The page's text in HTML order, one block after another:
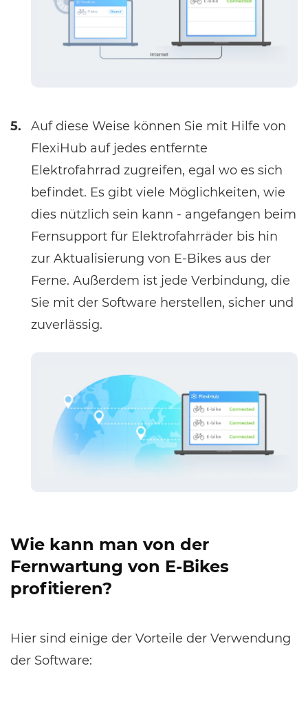
5.
Auf diese Weise können Sie mit Hilfe von
FlexiHub auf jedes entfernte
Elektrofahrrad zugreifen, egal wo es sich
befindet. Es gibt viele Möglichkeiten, wie
dies nützlich sein kann - angefangen beim
Fernsupport für Elektrofahrräder bis hin
zur Aktualisierung von E-Bikes aus der
Ferne. Außerdem ist jede Verbindung, die
Sie mit der Software herstellen, sicher und
zuverlässig.
Wie kann man von der
Fernwartung von E-Bikes
profitieren?
Hier sind einige der Vorteile der Verwendung
der Software: